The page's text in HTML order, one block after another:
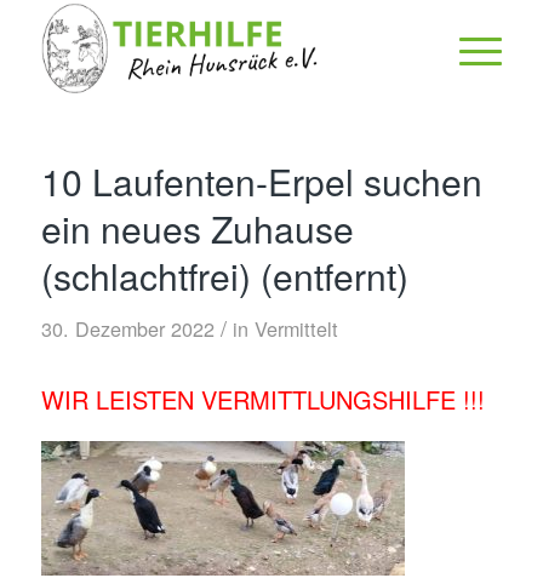
10 Laufenten-Erpel suchen
ein neues Zuhause
(schlachtfrei) (entfernt)
30. Dezember 2022 / in Vermittelt
WIR LEISTEN VERMITTLUNGSHILFE !!!